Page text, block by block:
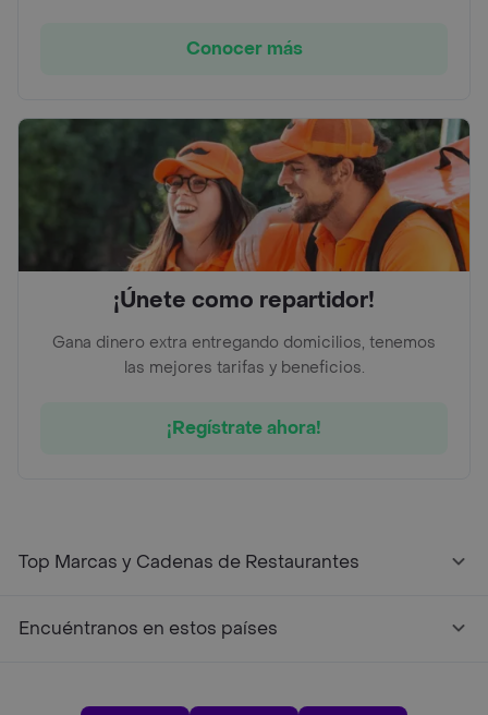
Conocer más
¡Únete como repartidor!
Gana dinero extra entregando domicilios, tenemos
las mejores tarifas y beneficios.
¡Regístrate ahora!
Top Marcas y Cadenas de Restaurantes
Encuéntranos en estos países